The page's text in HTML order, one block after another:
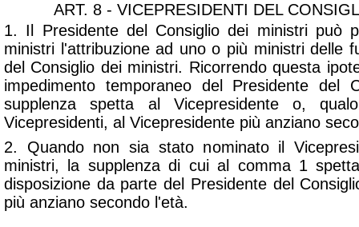
ART. 8 - VICEPRESIDENTI DEL
1. Il Presidente del Consiglio dei ministri può
ministri l'attribuzione ad uno o più ministri delle
del Consiglio dei ministri. Ricorrendo questa
impedimento temporaneo del Presidente del
supplenza spetta al Vicepresidente o,
Vicepresidenti, al Vicepresidente più anziano
2. Quando non sia stato nominato il
ministri, la supplenza di cui al comma 1
disposizione da parte del Presidente del
più anziano secondo l'età.